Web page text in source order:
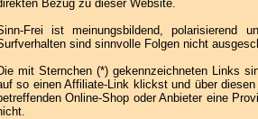
Bezug zu dieser Website.
Frei ist meinungsbildend, polarisierend
sind sinnvolle Folgen nicht
mit Sternchen (*) gekennzeichneten Links
so einen Affiliate-Link klickst und über
Online-Shop oder Anbieter eine